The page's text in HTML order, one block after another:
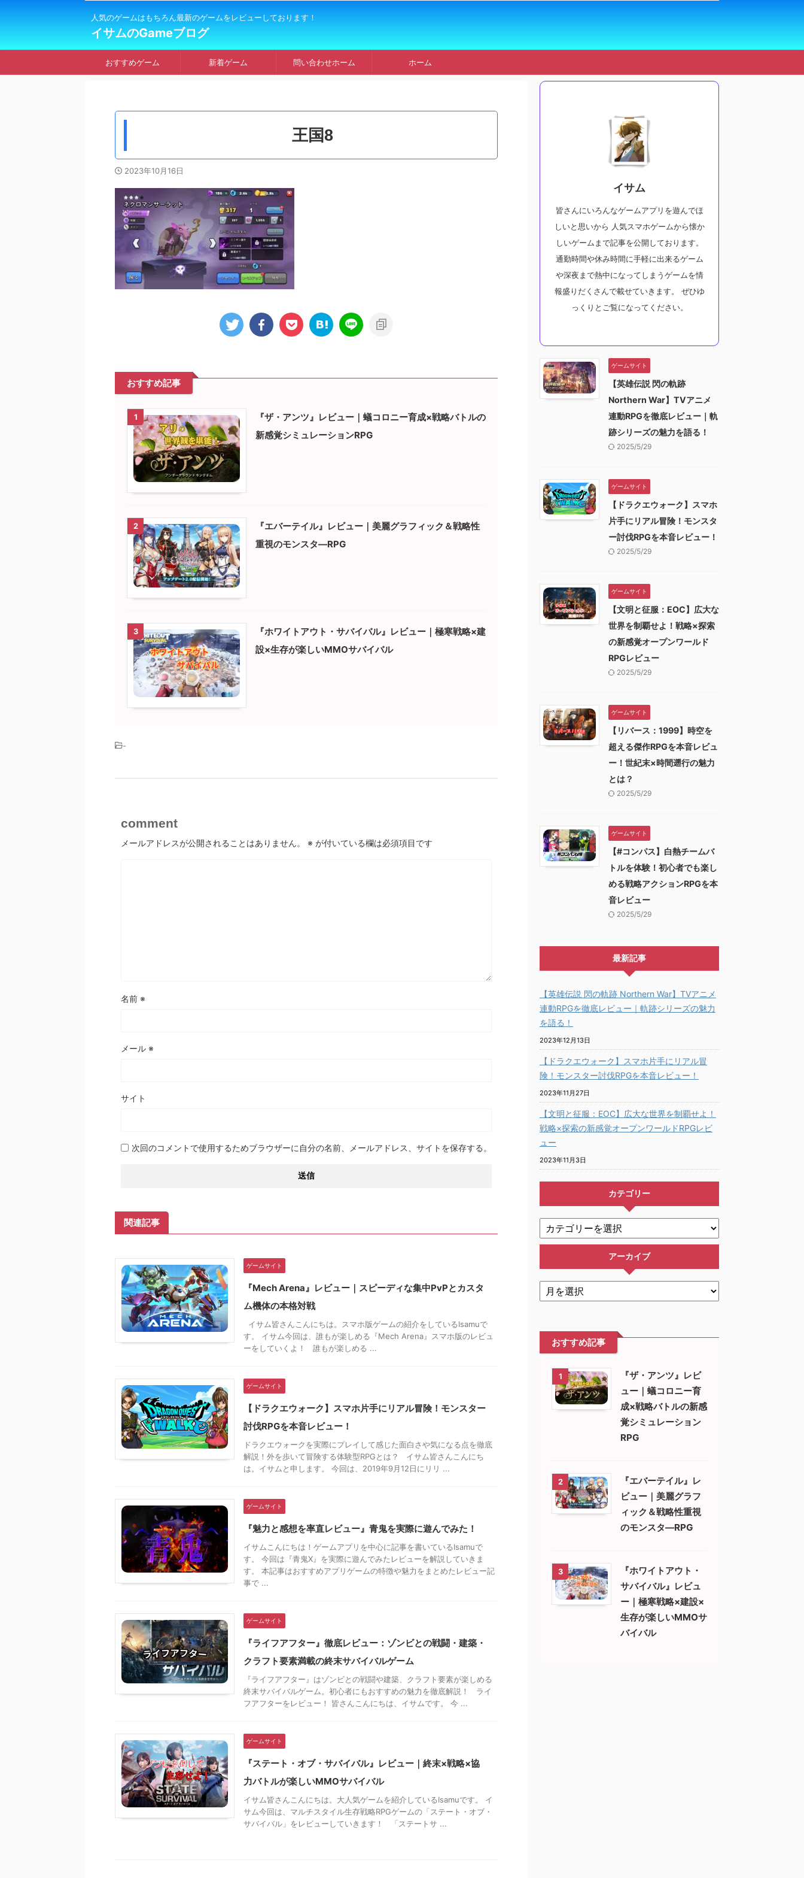
人気のゲームはもちろん最新のゲームをレビューしております！
イサムのGameブログ
おすすめゲーム 新着ゲーム 問い合わせホーム ホーム
王国8
2023年10月16日
おすすめ記事
1
『ザ・アンツ』レビュー｜蟻コロニー育成×戦略バトルの
新感覚シミュレーションRPG
2
『エバーテイル』レビュー｜美麗グラフィック＆戦略性
重視のモンスタ―RPG
3
『ホワイトアウト・サバイバル』レビュー｜極寒戦略×建
設×生存が楽しいMMOサバイバル
-
comment
メールアドレスが公開されることはありません。 ※ が付いている欄は必須項目です
名前 ※
メール ※
サイト
次回のコメントで使用するためブラウザーに自分の名前、メールアドレス、サイトを保存する。
関連記事
ゲームサイト
『Mech Arena』レビュー｜スピーディな集中PvPとカスタ
ム機体の本格対戦
イサム皆さんこんにちは。スマホ版ゲームの紹介をしているIsamuで
す。 イサム今回は、誰もが楽しめる『Mech Arena』スマホ版のレビュ
ーをしていくよ！ 誰もが楽しめる ...
ゲームサイト
【ドラクエウォーク】スマホ片手にリアル冒険！モンスター
討伐RPGを本音レビュー！
ドラクエウォークを実際にプレイして感じた面白さや気になる点を徹底
解説！外を歩いて冒険する体験型RPGとは？ イサム皆さんこんにち
は。イサムと申します。 今回は、2019年9月12日にリリ ...
ゲームサイト
『魅力と感想を率直レビュー』青鬼を実際に遊んでみた！
イサムこんにちは！ゲームアプリを中心に記事を書いているIsamuで
す。 今回は『青鬼X』を実際に遊んでみたレビューを解説していきま
す。 本記事はおすすめアプリゲームの特徴や魅力をまとめたレビュー記
事で ...
ゲームサイト
『ライフアフター』徹底レビュー：ゾンビとの戦闘・建築・
クラフト要素満載の終末サバイバルゲーム
『ライフアフター』はゾンビとの戦闘や建築、クラフト要素が楽しめる
終末サバイバルゲーム。初心者にもおすすめの魅力を徹底解説！ ライ
フアフターをレビュー！ 皆さんこんにちは、イサムです。 今 ...
ゲームサイト
『ステート・オブ・サバイバル』レビュー｜終末×戦略×協
力バトルが楽しいMMOサバイバル
イサム皆さんこんにちは。大人気ゲームを紹介しているIsamuです。 イ
サム今回は、マルチスタイル生存戦略RPGゲームの「ステート・オブ・
サバイバル」をレビューしていきます！ 「ステートサ ...
イサム
皆さんにいろんなゲームアプリを遊んでほ
しいと思いから 人気スマホゲームから懐か
しいゲームまで記事を公開しております。
通勤時間や休み時間に手軽に出来るゲーム
や深夜まで熱中になってしまうゲームを情
報盛りだくさんで載せていきます。 ぜひゆ
っくりとご覧になってください。
ゲームサイト
【英雄伝説 閃の軌跡
Northern War】TVアニメ
連動RPGを徹底レビュー｜軌
跡シリーズの魅力を語る！
2025/5/29
ゲームサイト
【ドラクエウォーク】スマホ
片手にリアル冒険！モンスタ
ー討伐RPGを本音レビュー！
2025/5/29
ゲームサイト
【文明と征服：EOC】広大な
世界を制覇せよ！戦略×探索
の新感覚オープンワールド
RPGレビュー
2025/5/29
ゲームサイト
【リバース：1999】時空を
超える傑作RPGを本音レビュ
ー！世紀末×時間遡行の魅力
とは？
2025/5/29
ゲームサイト
【#コンパス】白熱チームバ
トルを体験！初心者でも楽し
める戦略アクションRPGを本
音レビュー
2025/5/29
最新記事
【英雄伝説 閃の軌跡 Northern War】TVアニメ
連動RPGを徹底レビュー｜軌跡シリーズの魅力
を語る！
2023年12月13日
【ドラクエウォーク】スマホ片手にリアル冒
険！モンスター討伐RPGを本音レビュー！
2023年11月27日
【文明と征服：EOC】広大な世界を制覇せよ！
戦略×探索の新感覚オープンワールドRPGレビ
ュー
2023年11月3日
カテゴリー
アーカイブ
おすすめ記事
1
『ザ・アンツ』レビ
ュー｜蟻コロニー育
成×戦略バトルの新感
覚シミュレーション
RPG
2
『エバーテイル』レ
ビュー｜美麗グラフ
ィック＆戦略性重視
のモンスタ―RPG
3
『ホワイトアウト・
サバイバル』レビュ
ー｜極寒戦略×建設×
生存が楽しいMMOサ
バイバル